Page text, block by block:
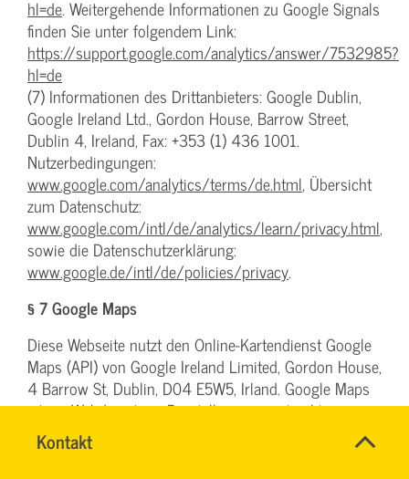
Kontakt
RONALD
Name*
hl=de. Weitergehende Informationen zu Google Signals
finden Sie unter folgendem Link:
https://support.google.com/analytics/answer/7532985?
hl=de
(7) Informationen des Drittanbieters: Google Dublin,
Google Ireland Ltd., Gordon House, Barrow Street,
Dublin 4, Ireland, Fax: +353 (1) 436 1001.
Nutzerbedingungen:
www.google.com/analytics/terms/de.html, Übersicht
zum Datenschutz:
www.google.com/intl/de/analytics/learn/privacy.html,
sowie die Datenschutzerklärung:
www.google.de/intl/de/policies/privacy.
§ 7 Google Maps
Diese Webseite nutzt den Online-Kartendienst Google
Maps (API) von Google Ireland Limited, Gordon House,
4 Barrow St, Dublin, D04 E5W5, Irland. Google Maps
ist ein Webdienst zur Darstellung von interaktiven
Land-Karten, um geographische Informationen visuell
darzustellen.